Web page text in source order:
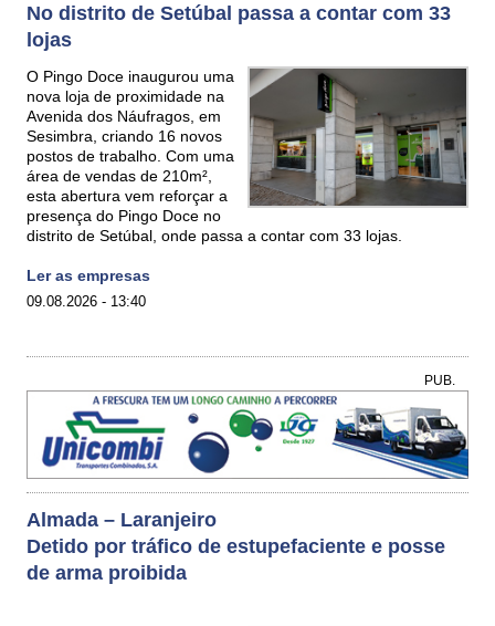
No distrito de Setúbal passa a contar com 33
lojas
O Pingo Doce inaugurou uma
nova loja de proximidade na
Avenida dos Náufragos, em
Sesimbra, criando 16 novos
postos de trabalho. Com uma
área de vendas de 210m²,
esta abertura vem reforçar a
presença do Pingo Doce no
distrito de Setúbal, onde passa a contar com 33 lojas.
Ler as empresas
09.08.2026 - 13:40
PUB.
Almada – Laranjeiro
Detido por tráfico de estupefaciente e posse
de arma proibida